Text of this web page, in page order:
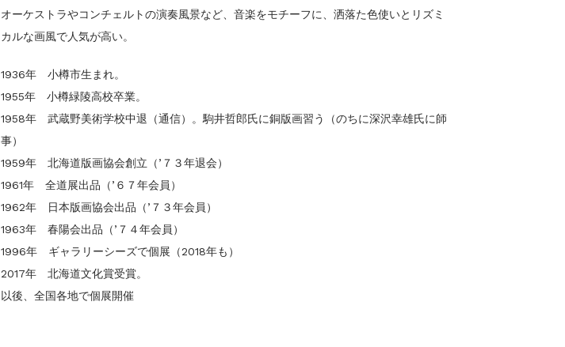
オーケストラやコンチェルトの演奏風景など、音楽をモチーフに、洒落た色使いとリズミ
カルな画風で人気が高い。
1936年 小樽市生まれ。
1955年 小樽緑陵高校卒業。
1958年 武蔵野美術学校中退（通信）。駒井哲郎氏に銅版画習う（のちに深沢幸雄氏に師
事）
1959年 北海道版画協会創立（’７３年退会）
1961年 全道展出品（’６７年会員）
1962年 日本版画協会出品（’７３年会員）
1963年 春陽会出品（’７４年会員）
1996年 ギャラリーシーズで個展（2018年も）
2017年 北海道文化賞受賞。
以後、全国各地で個展開催